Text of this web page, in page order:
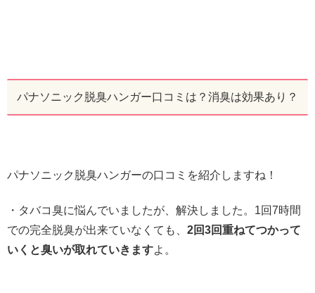
パナソニック脱臭ハンガー口コミは？消臭は効果あり？
パナソニック脱臭ハンガーの口コミを紹介しますね！
・タバコ臭に悩んでいましたが、解決しました。1回7時間
での完全脱臭が出来ていなくても、 2回3回重ねてつかって
いくと臭いが取れていきますよ。